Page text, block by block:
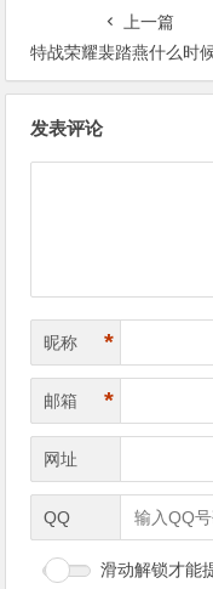
上一篇
特战荣耀裴踏燕什么时候出场的 背后真相令人震惊【365娱乐资讯网
发表评论
昵称 *
邮箱 *
网址
QQ
滑动解锁才能